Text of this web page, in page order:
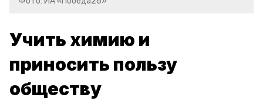
Учить химию и
приносить пользу
обществу